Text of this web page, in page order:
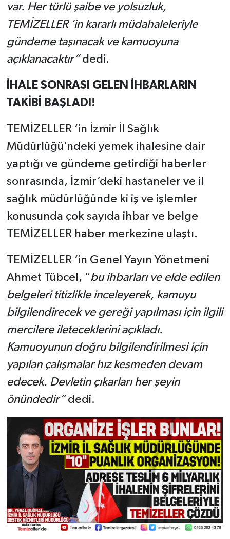
var. Her türlü şaibe ve yolsuzluk,
TEMİZELLER ‘in kararlı müdahaleleriyle
gündeme taşınacak ve kamuoyuna
açıklanacaktır”dedi.
İHALE SONRASI GELEN İHBARLARIN
TAKİBİ BAŞLADI!
TEMİZELLER ‘in İzmir İl Sağlık
Müdürlüğü’ndeki yemek ihalesine dair
yaptığı ve gündeme getirdiği haberler
sonrasında, İzmir’deki hastaneler ve il
sağlık müdürlüğünde ki iş ve işlemler
konusunda çok sayıda ihbar ve belge
TEMİZELLER haber merkezine ulaştı.
TEMİZELLER ‘in Genel Yayın Yönetmeni
Ahmet Tübcel, “bu ihbarları ve elde edilen
belgeleri titizlikle inceleyerek, kamuyu
bilgilendirecek ve gereği yapılması için ilgili
mercilere ileteceklerini açıkladı.
Kamuoyunun doğru bilgilendirilmesi için
yapılan çalışmalar hız kesmeden devam
edecek. Devletin çıkarları her şeyin
önündedir”dedi.